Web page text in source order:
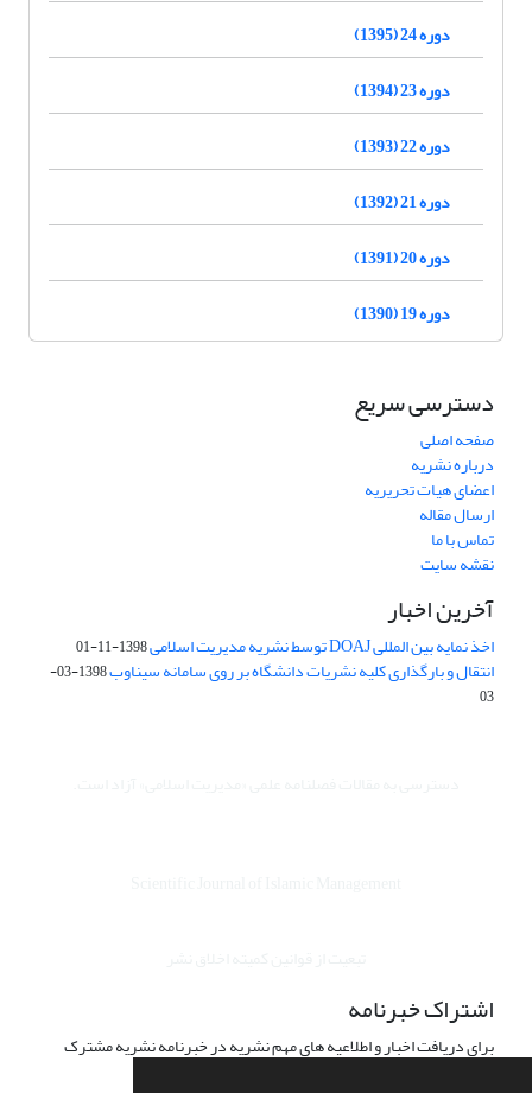
دوره 24 (1395)
دوره 23 (1394)
دوره 22 (1393)
دوره 21 (1392)
دوره 20 (1391)
دوره 19 (1390)
دسترسی سریع
صفحه اصلی
درباره نشریه
اعضای هیات تحریریه
ارسال مقاله
تماس با ما
نقشه سایت
آخرین اخبار
اخذ نمایه بین المللی DOAJ توسط نشریه مدیریت اسلامی 1398-11-01
انتقال و بارگذاری کلیه نشریات دانشگاه بر روی سامانه سیناوب
1398-03-
03
اشتراک خبرنامه
برای دریافت اخبار و اطلاعیه های مهم نشریه در خبرنامه نشریه مشترک